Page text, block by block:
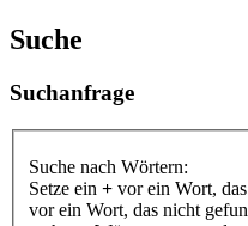
Suche
Suchanfrage
Suche nach Wörtern:
Setze ein + vor ein Wort,
vor ein Wort, das nicht